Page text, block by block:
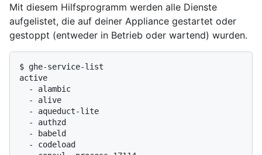
Mit diesem Hilfsprogramm werden alle Dienste
aufgelistet, die auf deiner Appliance gestartet oder
gestoppt (entweder in Betrieb oder wartend) wurden.
$ ghe-service-list
active